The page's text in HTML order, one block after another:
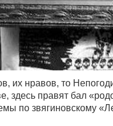
их нравов, то
здесь правят бал
по звягиновскому